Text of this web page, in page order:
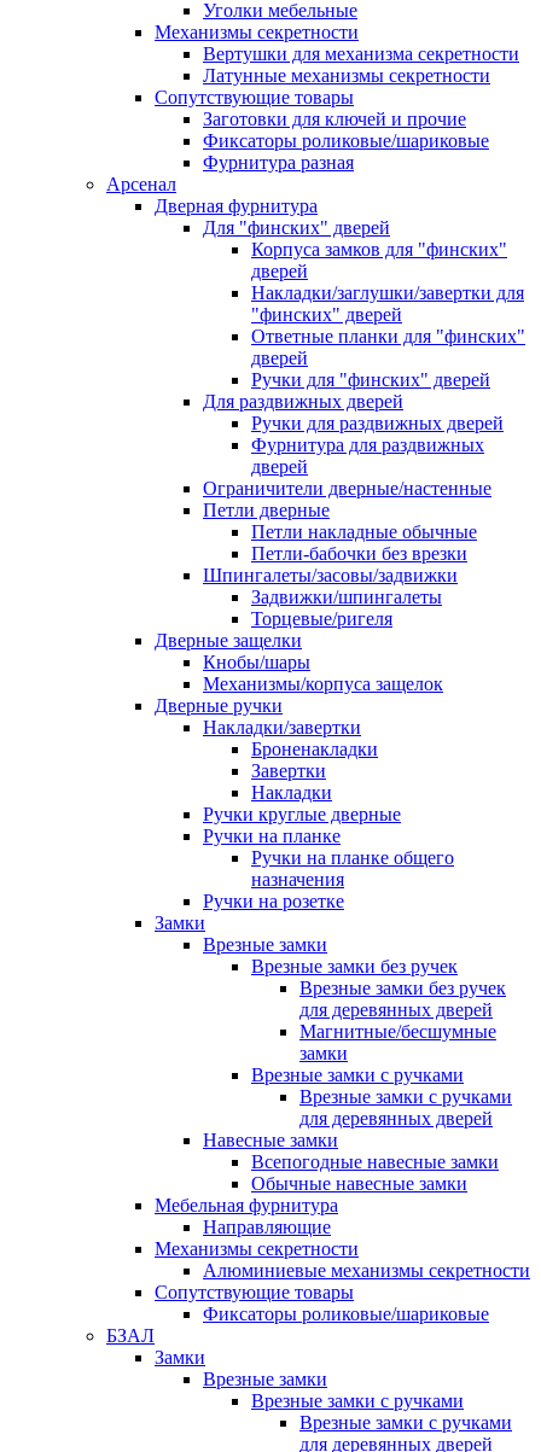
Уголки мебельные
Механизмы секретности
Вертушки для механизма секретности
Латунные механизмы секретности
Сопутствующие товары
Заготовки для ключей и прочие
Фиксаторы роликовые/шариковые
Фурнитура разная
Арсенал
Дверная фурнитура
Для "финских" дверей
Корпуса замков для "финских"
дверей
Накладки/заглушки/завертки для
"финских" дверей
Ответные планки для "финских"
дверей
Ручки для "финских" дверей
Для раздвижных дверей
Ручки для раздвижных дверей
Фурнитура для раздвижных
дверей
Ограничители дверные/настенные
Петли дверные
Петли накладные обычные
Петли-бабочки без врезки
Шпингалеты/засовы/задвижки
Задвижки/шпингалеты
Торцевые/ригеля
Дверные защелки
Кнобы/шары
Механизмы/корпуса защелок
Дверные ручки
Накладки/завертки
Броненакладки
Завертки
Накладки
Ручки круглые дверные
Ручки на планке
Ручки на планке общего
назначения
Ручки на розетке
Замки
Врезные замки
Врезные замки без ручек
Врезные замки без ручек
для деревянных дверей
Магнитные/бесшумные
замки
Врезные замки с ручками
Врезные замки с ручками
для деревянных дверей
Навесные замки
Всепогодные навесные замки
Обычные навесные замки
Мебельная фурнитура
Направляющие
Механизмы секретности
Алюминиевые механизмы секретности
Сопутствующие товары
Фиксаторы роликовые/шариковые
БЗАЛ
Замки
Врезные замки
Врезные замки с ручками
Врезные замки с ручками
для деревянных дверей